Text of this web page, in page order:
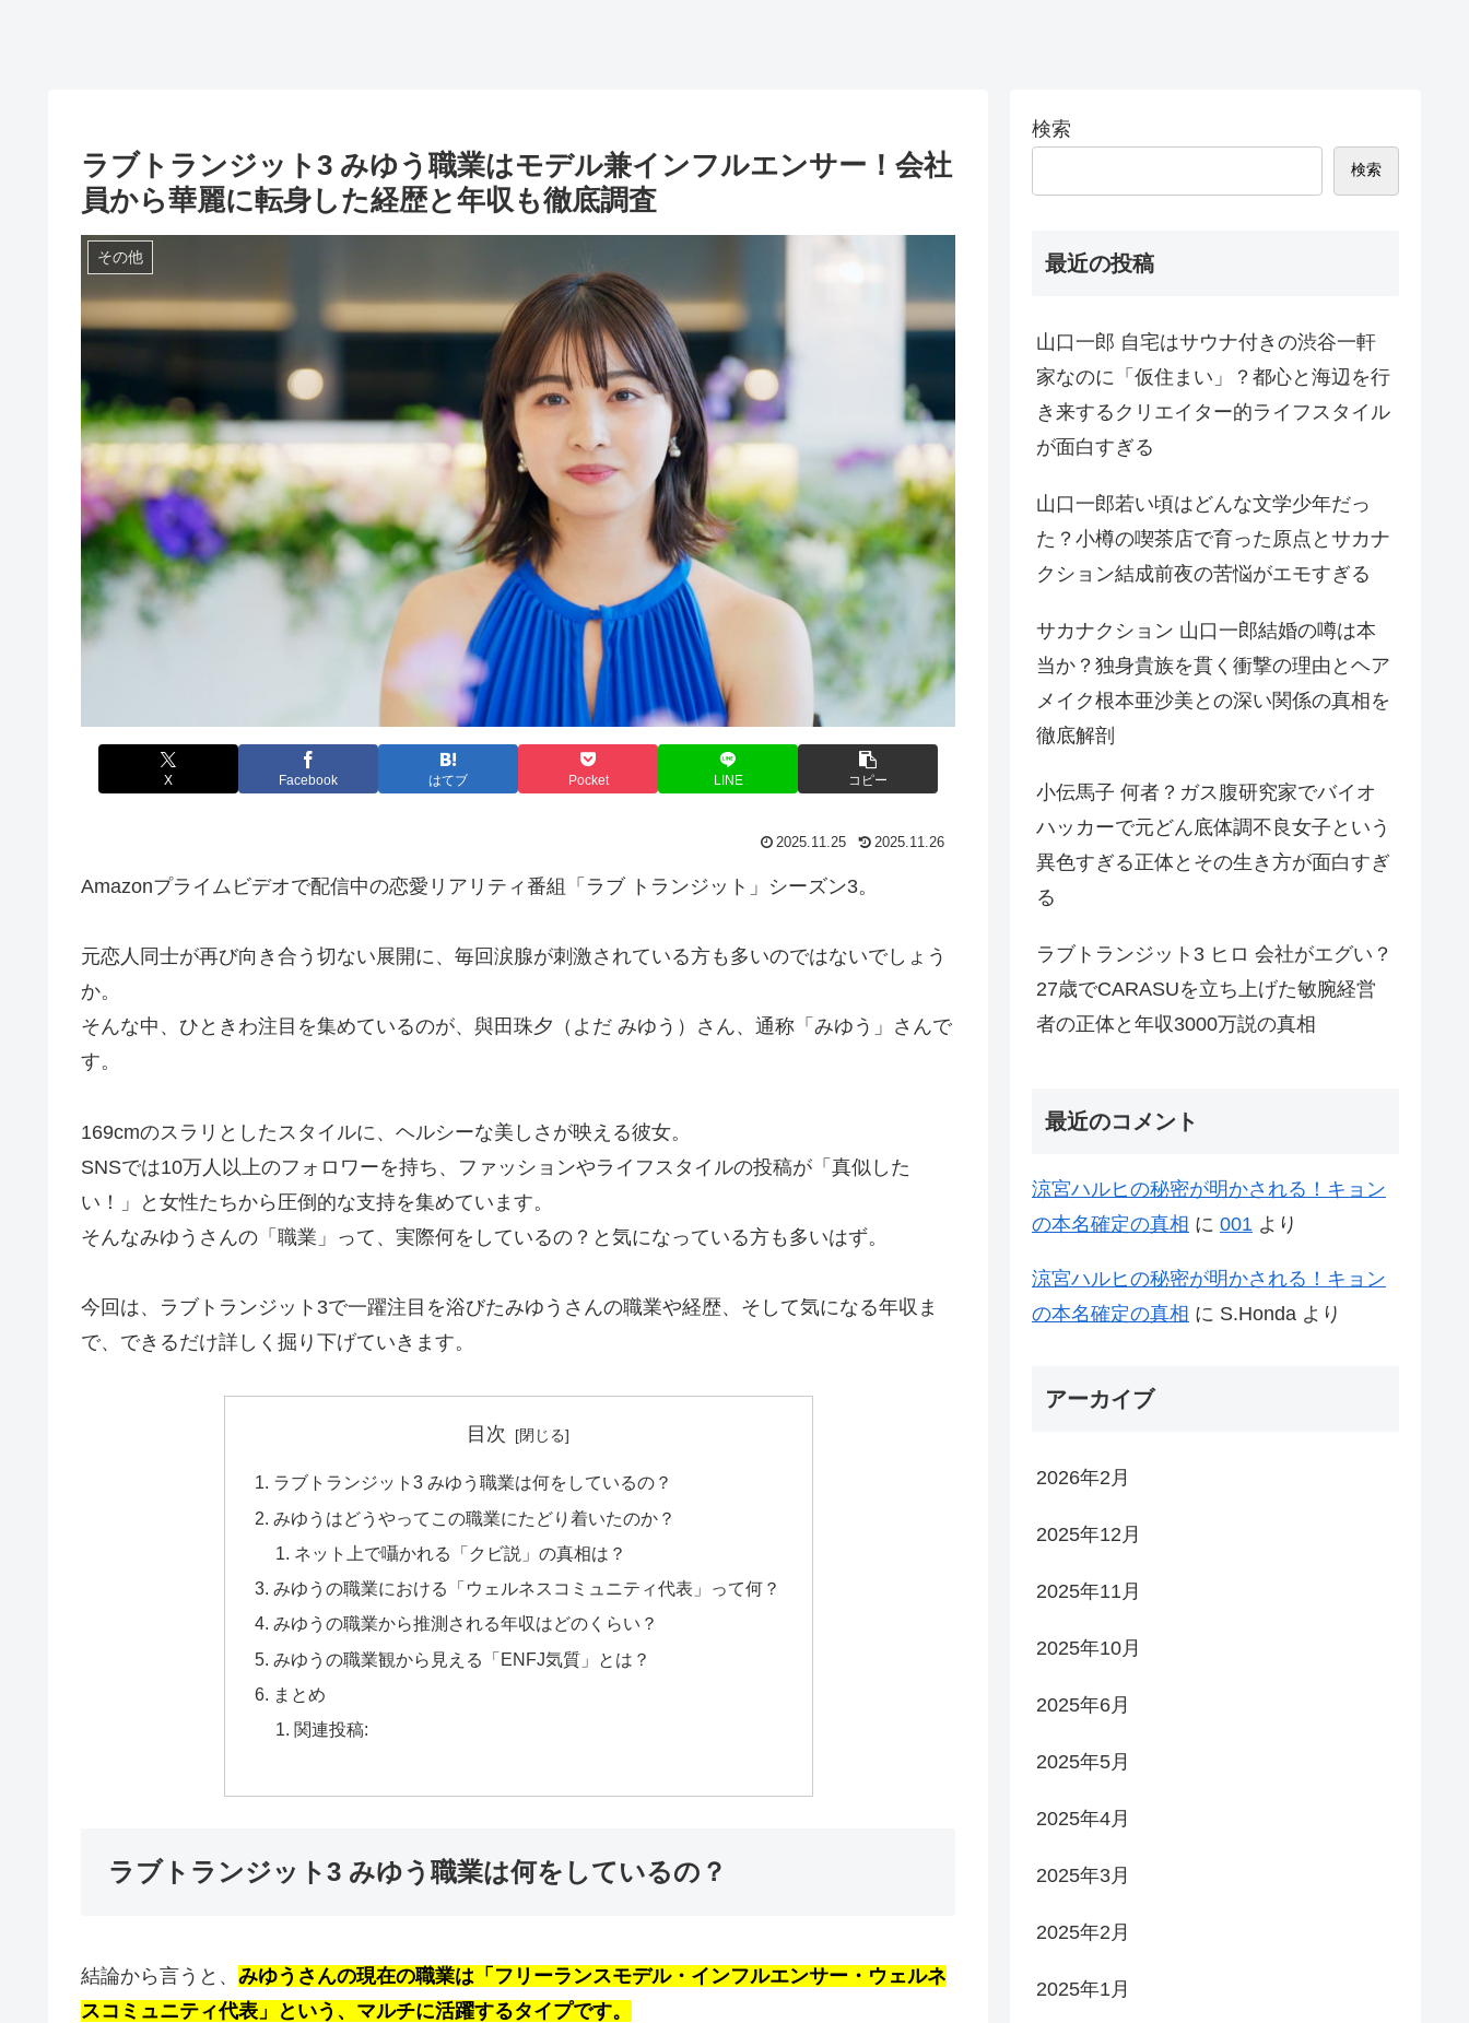
ラブトランジット3 みゆう職業はモデル兼インフルエンサー！会社
員から華麗に転身した経歴と年収も徹底調査
その他
X Facebook はてブ Pocket LINE コピー
2025.11.25 2025.11.26
Amazonプライムビデオで配信中の恋愛リアリティ番組「ラブ トランジット」シーズン3。
元恋人同士が再び向き合う切ない展開に、毎回涙腺が刺激されている方も多いのではないでしょう
か。
そんな中、ひときわ注目を集めているのが、與田珠夕（よだ みゆう）さん、通称「みゆう」さんで
す。
169cmのスラリとしたスタイルに、ヘルシーな美しさが映える彼女。
SNSでは10万人以上のフォロワーを持ち、ファッションやライフスタイルの投稿が「真似した
い！」と女性たちから圧倒的な支持を集めています。
そんなみゆうさんの「職業」って、実際何をしているの？と気になっている方も多いはず。
今回は、ラブトランジット3で一躍注目を浴びたみゆうさんの職業や経歴、そして気になる年収ま
で、できるだけ詳しく掘り下げていきます。
目次
ラブトランジット3 みゆう職業は何をしているの？
みゆうはどうやってこの職業にたどり着いたのか？
ネット上で囁かれる「クビ説」の真相は？
みゆうの職業における「ウェルネスコミュニティ代表」って何？
みゆうの職業から推測される年収はどのくらい？
みゆうの職業観から見える「ENFJ気質」とは？
まとめ
関連投稿:
ラブトランジット3 みゆう職業は何をしているの？
結論から言うと、 みゆうさんの現在の職業は「フリーランスモデル・インフルエンサー・ウェルネ
スコミュニティ代表」という、マルチに活躍するタイプです。
検索
検索
最近の投稿
山口一郎 自宅はサウナ付きの渋谷一軒
家なのに「仮住まい」？都心と海辺を行
き来するクリエイター的ライフスタイル
が面白すぎる
山口一郎若い頃はどんな文学少年だっ
た？小樽の喫茶店で育った原点とサカナ
クション結成前夜の苦悩がエモすぎる
サカナクション 山口一郎結婚の噂は本
当か？独身貴族を貫く衝撃の理由とヘア
メイク根本亜沙美との深い関係の真相を
徹底解剖
小伝馬子 何者？ガス腹研究家でバイオ
ハッカーで元どん底体調不良女子という
異色すぎる正体とその生き方が面白すぎ
る
ラブトランジット3 ヒロ 会社がエグい？
27歳でCARASUを立ち上げた敏腕経営
者の正体と年収3000万説の真相
最近のコメント
涼宮ハルヒの秘密が明かされる！キョン
の本名確定の真相 に 001 より
涼宮ハルヒの秘密が明かされる！キョン
の本名確定の真相 に S.Honda より
アーカイブ
2026年2月
2025年12月
2025年11月
2025年10月
2025年6月
2025年5月
2025年4月
2025年3月
2025年2月
2025年1月